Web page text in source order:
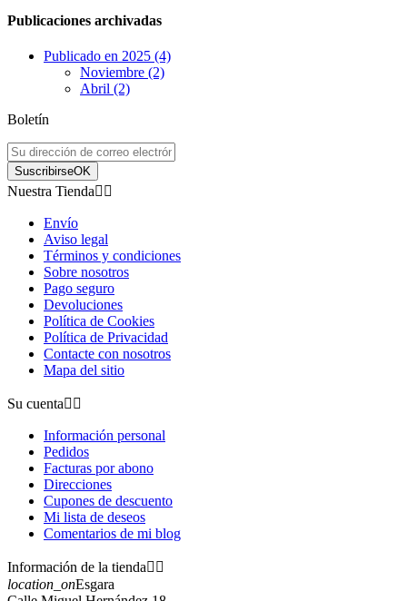
Publicaciones archivadas
Publicado en 2025 (4)
Noviembre (2)
Abril (2)
Boletín
SuscribirseOK
Nuestra Tienda 
Envío
Aviso legal
Términos y condiciones
Sobre nosotros
Pago seguro
Devoluciones
Política de Cookies
Política de Privacidad
Contacte con nosotros
Mapa del sitio
Su cuenta 
Información personal
Pedidos
Facturas por abono
Direcciones
Cupones de descuento
Mi lista de deseos
Comentarios de mi blog
Información de la tienda 
location_onEsgara